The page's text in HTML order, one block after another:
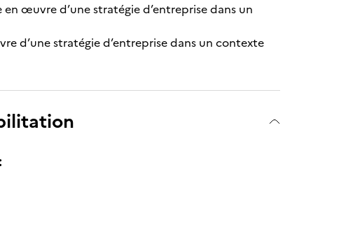
œuvre d’une stratégie d’entreprise dans un
d’une stratégie d’entreprise dans un contexte